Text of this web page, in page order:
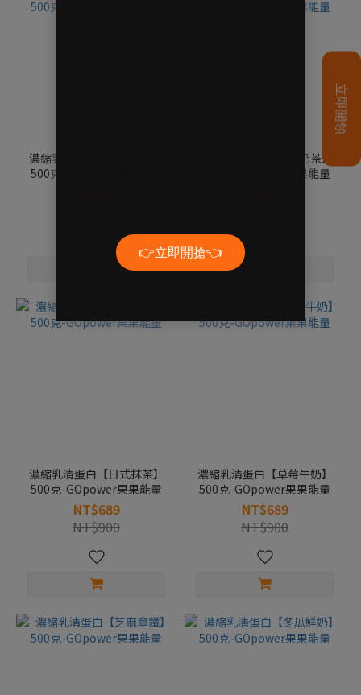
濃縮乳清蛋白【麥芽可可】
500克-GOpower果果能量
濃縮乳清蛋白【經典奶茶】
500克-GOpower果果能量
濃縮乳清蛋白【日式抹茶】
500克-GOpower果果能量
NT$689
NT$900
濃縮乳清蛋白【草莓牛奶】
500克-GOpower果果能量
NT$689
NT$900